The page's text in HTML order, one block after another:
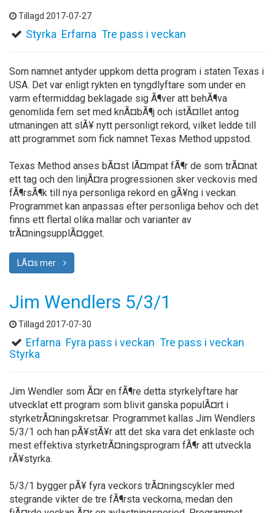
Tillagd 2017-07-27
Styrka Erfarna Tre pass i veckan
Som namnet antyder uppkom detta program i staten Texas i
USA. Det var enligt rykten en tyngdlyftare som under en
varm eftermiddag beklagade sig Ã¶ver att behÃ¶va
genomlida fem set med knÃ¤bÃ¶j och istÃ¤llet antog
utmaningen att slÃ¥ nytt personligt rekord, vilket ledde till
att programmet som fick namnet Texas Method uppstod.
Texas Method anses bÃ¤st lÃ¤mpat fÃ¶r de som trÃ¤nat
ett tag och den linjÃ¤ra progressionen sker veckovis med
fÃ¶rsÃ¶k till nya personliga rekord en gÃ¥ng i veckan.
Programmet kan anpassas efter personliga behov och det
finns ett flertal olika mallar och varianter av
trÃ¤ningsupplÃ¤gget.
LÃ¤s mer
Jim Wendlers 5/3/1
Tillagd 2017-07-30
Erfarna Fyra pass i veckan Tre pass i veckan
Styrka
Jim Wendler som Ã¤r en fÃ¶re detta styrkelyftare har
utvecklat ett program som blivit ganska populÃ¤rt i
styrketrÃ¤ningskretsar. Programmet kallas Jim Wendlers
5/3/1 och han pÃ¥stÃ¥r att det ska vara det enklaste och
mest effektiva styrketrÃ¤ningsprogram fÃ¶r att utveckla
rÃ¥styrka.
5/3/1 bygger pÃ¥ fyra veckors trÃ¤ningscykler med
stegrande vikter de tre fÃ¶rsta veckorna, medan den